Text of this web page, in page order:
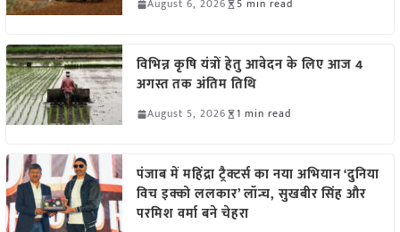
August 6, 2026 5 min read
विभिन्न कृषि यंत्रों हेतु आवेदन के लिए आज 4
अगस्त तक अंतिम तिथि
August 5, 2026 1 min read
पंजाब में महिंद्रा ट्रैक्टर्स का नया अभियान ‘दुनिया
विच इक्को ललकार’ लॉन्च, सुखबीर सिंह और
परमिश वर्मा बने चेहरा